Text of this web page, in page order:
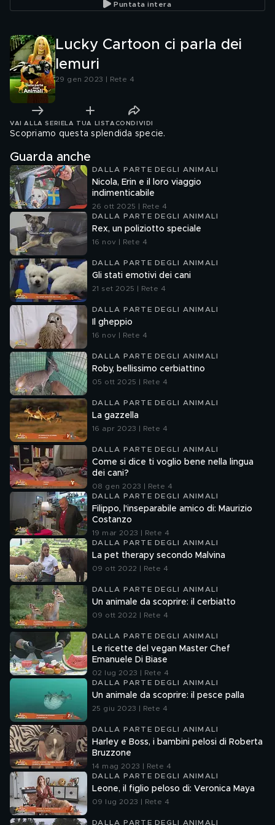
Puntata intera
Lucky Cartoon ci parla dei
lemuri
29 gen 2023 | Rete 4
VAI ALLA SERIE LA TUA LISTA CONDIVIDI
Scopriamo questa splendida specie.
Guarda anche
DALLA PARTE DEGLI ANIMALI
Nicola, Erin e il loro viaggio
indimenticabile
26 ott 2025 | Rete 4
DALLA PARTE DEGLI ANIMALI
Rex, un poliziotto speciale
16 nov | Rete 4
DALLA PARTE DEGLI ANIMALI
Gli stati emotivi dei cani
21 set 2025 | Rete 4
DALLA PARTE DEGLI ANIMALI
Il gheppio
16 nov | Rete 4
DALLA PARTE DEGLI ANIMALI
Roby, bellissimo cerbiattino
05 ott 2025 | Rete 4
DALLA PARTE DEGLI ANIMALI
La gazzella
16 apr 2023 | Rete 4
DALLA PARTE DEGLI ANIMALI
Come si dice ti voglio bene nella lingua
dei cani?
08 gen 2023 | Rete 4
DALLA PARTE DEGLI ANIMALI
Filippo, l'inseparabile amico di: Maurizio
Costanzo
19 mar 2023 | Rete 4
DALLA PARTE DEGLI ANIMALI
La pet therapy secondo Malvina
09 ott 2022 | Rete 4
DALLA PARTE DEGLI ANIMALI
Un animale da scoprire: il cerbiatto
09 ott 2022 | Rete 4
DALLA PARTE DEGLI ANIMALI
Le ricette del vegan Master Chef
Emanuele Di Biase
02 lug 2023 | Rete 4
DALLA PARTE DEGLI ANIMALI
Un animale da scoprire: il pesce palla
25 giu 2023 | Rete 4
DALLA PARTE DEGLI ANIMALI
Harley e Boss, i bambini pelosi di Roberta
Bruzzone
14 mag 2023 | Rete 4
DALLA PARTE DEGLI ANIMALI
Leone, il figlio peloso di: Veronica Maya
09 lug 2023 | Rete 4
DALLA PARTE DEGLI ANIMALI